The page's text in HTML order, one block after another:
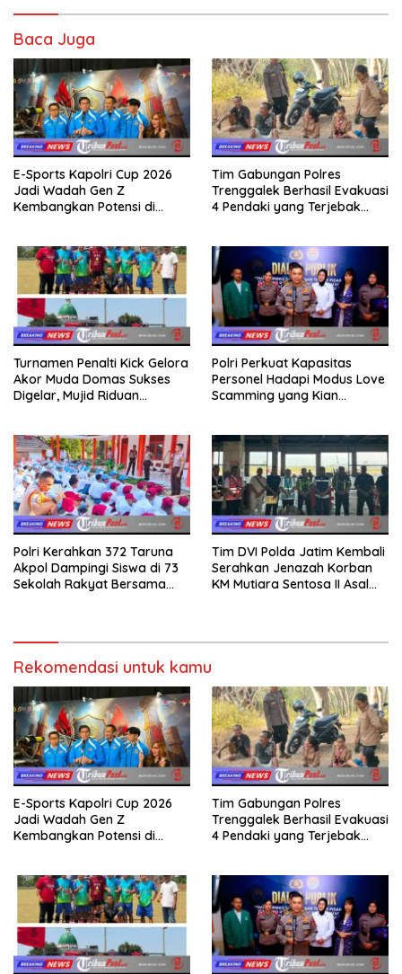
Baca Juga
E-Sports Kapolri Cup 2026
Jadi Wadah Gen Z
Kembangkan Potensi di
Tim Gabungan Polres
Trenggalek Berhasil Evakuasi
4 Pendaki yang Terjebak
Turnamen Penalti Kick Gelora
Akor Muda Domas Sukses
Digelar, Mujid Riduan
Polri Perkuat Kapasitas
Personel Hadapi Modus Love
Scamming yang Kian
Polri Kerahkan 372 Taruna
Akpol Dampingi Siswa di 73
Sekolah Rakyat Bersama
Tim DVI Polda Jatim Kembali
Serahkan Jenazah Korban
KM Mutiara Sentosa II Asal
Rekomendasi untuk kamu
E-Sports Kapolri Cup 2026
Jadi Wadah Gen Z
Kembangkan Potensi di
Tim Gabungan Polres
Trenggalek Berhasil Evakuasi
4 Pendaki yang Terjebak